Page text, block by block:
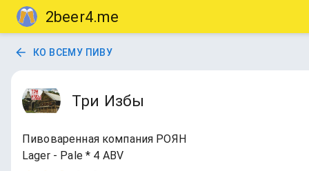
2beer4.me
КО ВСЕМУ ПИВУ
Три Избы
Пивоваренная компания РОЯН
Lager - Pale * 4 ABV